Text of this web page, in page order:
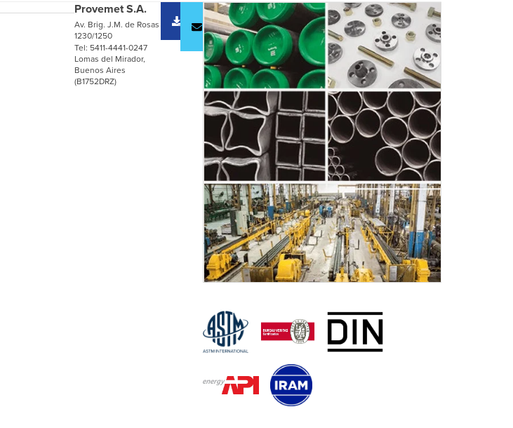
Provemet S.A.
Av. Brig. J.M. de Rosas
1230/1250
Tel: 5411-4441-0247
Lomas del Mirador,
Buenos Aires
(B1752DRZ)
Descargar
catálogo
Contactar
a la
empresa